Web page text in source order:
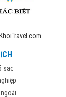
sao